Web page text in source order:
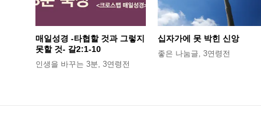
매일성경 -타협할 것과 그렇지
못할 것- 갈2:1-10
인생을 바꾸는 3분, 3연령전
십자가에 못 박힌 신앙
좋은 나눔글,3연령전